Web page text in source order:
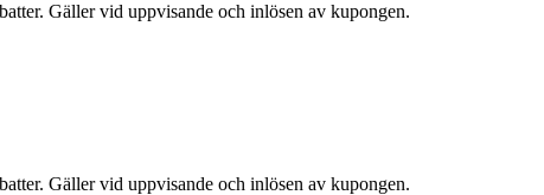
Gäller vid uppvisande och inlösen av kupongen.
Gäller vid uppvisande och inlösen av kupongen.